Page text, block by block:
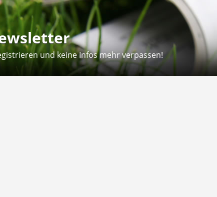
und keine Infos mehr verpassen!